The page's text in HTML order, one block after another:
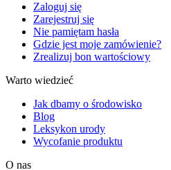
Zaloguj się
Zarejestruj się
Nie pamiętam hasła
Gdzie jest moje zamówienie?
Zrealizuj bon wartościowy
Warto wiedzieć
Jak dbamy o środowisko
Blog
Leksykon urody
Wycofanie produktu
O nas